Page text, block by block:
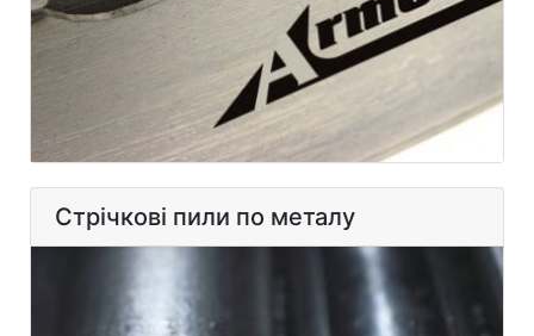
Стрічкові пили по металу